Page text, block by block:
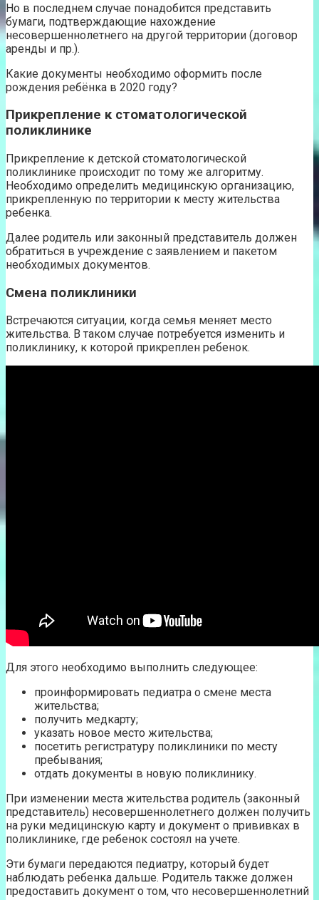
Но в последнем случае понадобится представить
бумаги, подтверждающие нахождение
несовершеннолетнего на другой территории (договор
аренды и пр.).
Какие документы необходимо оформить после
рождения ребёнка в 2020 году?
Прикрепление к стоматологической
поликлинике
Прикрепление к детской стоматологической
поликлинике происходит по тому же алгоритму.
Необходимо определить медицинскую организацию,
прикрепленную по территории к месту жительства
ребенка.
Далее родитель или законный представитель должен
обратиться в учреждение с заявлением и пакетом
необходимых документов.
Смена поликлиники
Встречаются ситуации, когда семья меняет место
жительства. В таком случае потребуется изменить и
поликлинику, к которой прикреплен ребенок.
Для этого необходимо выполнить следующее:
проинформировать педиатра о смене места
жительства;
получить медкарту;
указать новое место жительства;
посетить регистратуру поликлиники по месту
пребывания;
отдать документы в новую поликлинику.
При изменении места жительства родитель (законный
представитель) несовершеннолетнего должен получить
на руки медицинскую карту и документ о прививках в
поликлинике, где ребенок состоял на учете.
Эти бумаги передаются педиатру, который будет
наблюдать ребенка дальше. Родитель также должен
предоставить документ о том, что несовершеннолетний